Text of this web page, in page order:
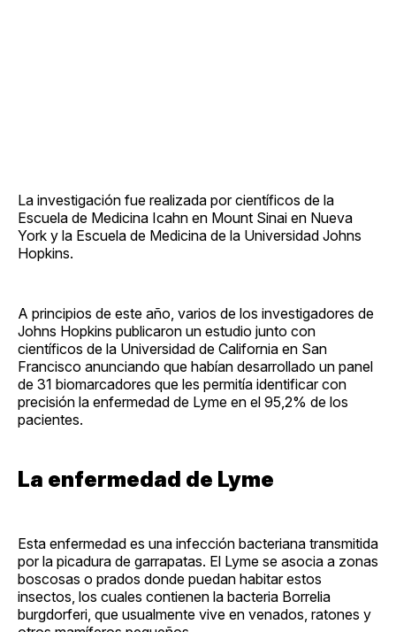
La investigación fue realizada por científicos de la
Escuela de Medicina Icahn en Mount Sinai en Nueva
York y la Escuela de Medicina de la Universidad Johns
Hopkins.
A principios de este año, varios de los investigadores de
Johns Hopkins publicaron un estudio junto con
científicos de la Universidad de California en San
Francisco anunciando que habían desarrollado un panel
de 31 biomarcadores que les permitía identificar con
precisión la enfermedad de Lyme en el 95,2% de los
pacientes.
La enfermedad de Lyme
Esta enfermedad es una infección bacteriana transmitida
por la picadura de garrapatas. El Lyme se asocia a zonas
boscosas o prados donde puedan habitar estos
insectos, los cuales contienen la bacteria Borrelia
burgdorferi, que usualmente vive en venados, ratones y